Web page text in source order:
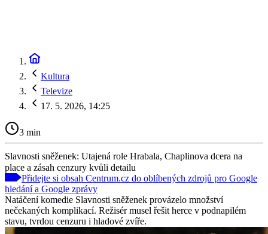
Kultura
Televize
17. 5. 2026, 14:25
3 min
Slavnosti sněženek: Utajená role Hrabala, Chaplinova dcera na
place a zásah cenzury kvůli detailu
Přidejte si obsah Centrum.cz do oblíbených zdrojů pro Google
hledání a Google zprávy
Natáčení komedie Slavnosti sněženek provázelo množství
nečekaných komplikací. Režisér musel řešit herce v podnapilém
stavu, tvrdou cenzuru i hladové zvíře.